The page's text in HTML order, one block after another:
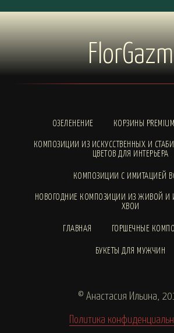
FlorGazm
ОЗЕЛЕНЕНИЕ КОРЗИНЫ
КОМПОЗИЦИИ ИЗ ИСКУССТВЕННЫХ И
ЦВЕТОВ ДЛЯ ИНТЕРЬЕРА
КОМПОЗИЦИИ С ИМИТАЦИЕЙ
НОВОГОДНИЕ КОМПОЗИЦИИ ИЗ ЖИВОЙ И
ХВОИ
ГЛАВНАЯ ГОРШЕЧНЫЕ
БУКЕТЫ ДЛЯ МУЖЧИН
© Анастасия Ильина,
Политика